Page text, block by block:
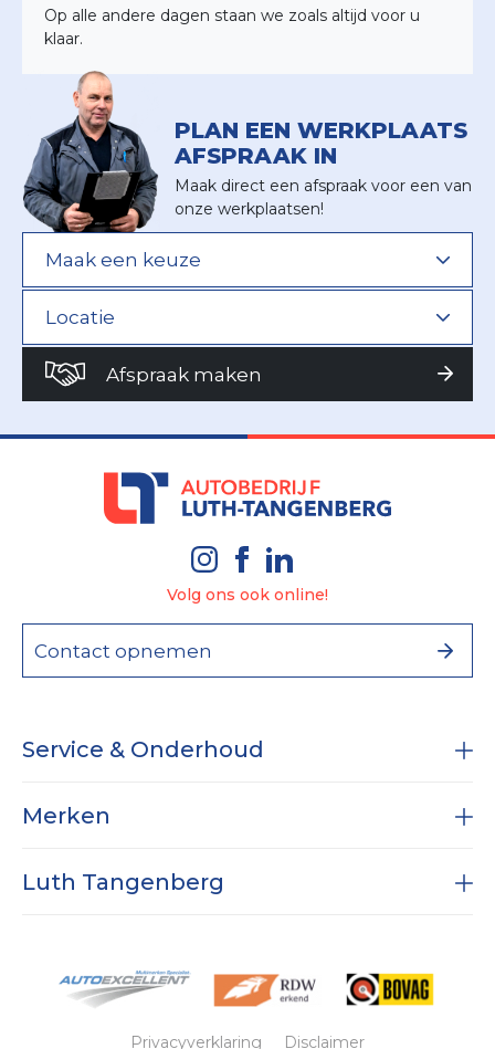
Op alle andere dagen staan we zoals altijd voor u
klaar.
PLAN EEN WERKPLAATS
AFSPRAAK IN
Maak direct een afspraak voor een van
onze werkplaatsen!
Afspraak maken
Volg ons ook online!
Contact opnemen
Service & Onderhoud
Diagnose
Airco service
Werkplaats expertises
Reparatie
Merken
Dodge RAM
Luth Tangenberg
Nieuws
Privacyverklaring Disclaimer